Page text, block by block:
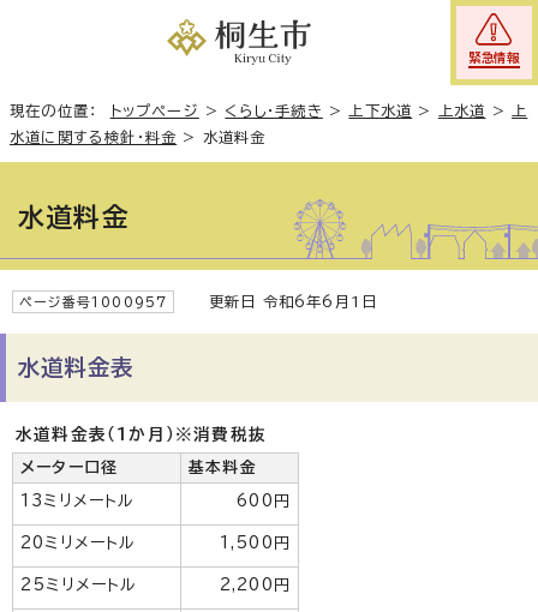
緊急情報
現在の位置： トップページ > くらし・手続き > 上下水道 > 上水道 >
上
水道に関する検針・料金 > 水道料金
水道料金
ページ番号1000957 更新日 令和6年6月1日
水道料金表
水道料金表（1か月）※消費税抜
メーター口径 基本料金
13ミリメートル 600円
20ミリメートル 1,500円
25ミリメートル 2,200円